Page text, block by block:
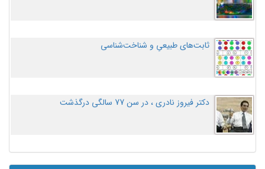
ثابت‌های طبیعیِ و شناخت‌شناسی
دکتر فیروز نادری ، در سن 77 سالگی درگذشت